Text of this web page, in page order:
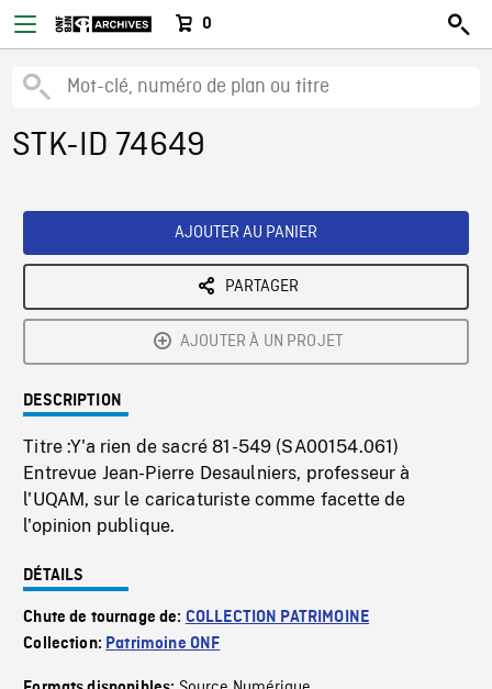
0
STK-ID 74649
AJOUTER AU PANIER
PARTAGER
AJOUTER À UN PROJET
DESCRIPTION
Titre :Y'a rien de sacré 81-549 (SA00154.061)
Entrevue Jean-Pierre Desaulniers, professeur à
l'UQAM, sur le caricaturiste comme facette de
l'opinion publique.
DÉTAILS
Chute de tournage de: COLLECTION PATRIMOINE
Collection: Patrimoine ONF